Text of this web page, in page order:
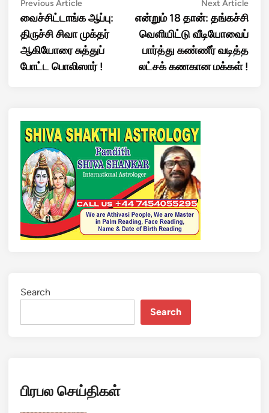
Post
navigation
Previous Article
article:
வைச்சிட்டாங்க ஆப்பு:
திருச்சி சிவா முக்தர்
ஆகியோரை சுத்துப்
போட்ட பொலிஸார் !
Next Article
என்றும் 18 தான்: தங்கச்சி
வெளியிட்டு வீடியோவைப்
பார்த்து கண்ணீர் வடித்த
லட்சக் கணகான மக்கள் !
Search
Search
பிரபல செய்திகள்